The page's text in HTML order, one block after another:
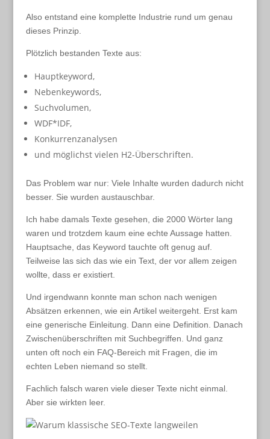
Also entstand eine komplette Industrie rund um genau
dieses Prinzip.
Plötzlich bestanden Texte aus:
Hauptkeyword,
Nebenkeywords,
Suchvolumen,
WDF*IDF,
Konkurrenzanalysen
und möglichst vielen H2-Überschriften.
Das Problem war nur: Viele Inhalte wurden dadurch nicht
besser. Sie wurden austauschbar.
Ich habe damals Texte gesehen, die 2000 Wörter lang
waren und trotzdem kaum eine echte Aussage hatten.
Hauptsache, das Keyword tauchte oft genug auf.
Teilweise las sich das wie ein Text, der vor allem zeigen
wollte, dass er existiert.
Und irgendwann konnte man schon nach wenigen
Absätzen erkennen, wie ein Artikel weitergeht. Erst kam
eine generische Einleitung. Dann eine Definition. Danach
Zwischenüberschriften mit Suchbegriffen. Und ganz
unten oft noch ein FAQ-Bereich mit Fragen, die im
echten Leben niemand so stellt.
Fachlich falsch waren viele dieser Texte nicht einmal.
Aber sie wirkten leer.